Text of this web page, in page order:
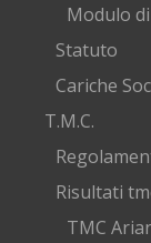
Modulo
Statuto
Cariche
T.M.C.
Risultati
TMC